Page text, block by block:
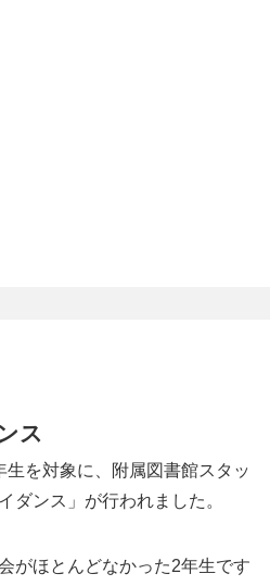
ス
を対象に、附属図書館スタッ
ダンス」が行われました。
がほとんどなかった2年生です